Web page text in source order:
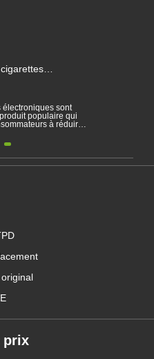
électroniques sont
populaire qui
à réduire
article illustre les lois
des cigarettes
différents pays.
pays et les zones
prix